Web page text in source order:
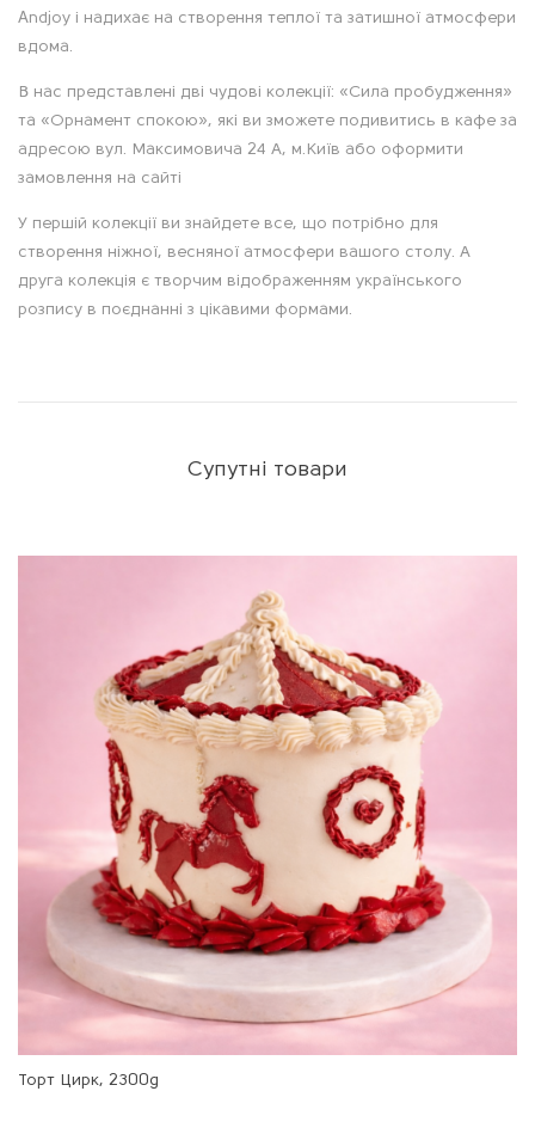
п
и
с
Andjoy і надихає на створення теплої та затишної атмосфери
вдома.
В нас представлені дві чудові колекції: «Сила пробудження»
та «Орнамент спокою», які ви зможете подивитись в кафе за
адресою вул. Максимовича 24 А, м.Київ або оформити
замовлення на сайті
У першій колекції ви знайдете все, що потрібно для
створення ніжної, весняної атмосфери вашого столу. А
друга колекція є творчим відображенням українського
розпису в поєднанні з цікавими формами.
Супутні товари
Торт Цирк, 2300g